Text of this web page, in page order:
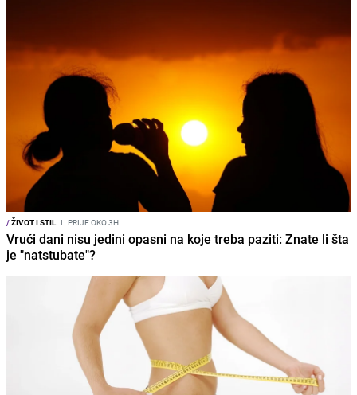
/ŽIVOT I STIL I PRIJE OKO 3H
Vrući dani nisu jedini opasni na koje treba paziti: Znate li šta
je "natstubate"?